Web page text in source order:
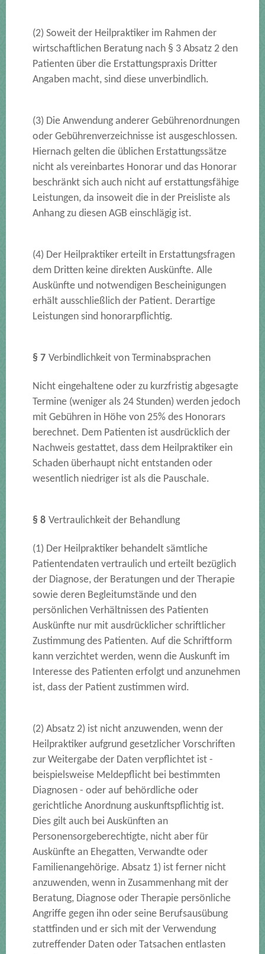
(2) Soweit der Heilpraktiker im Rahmen der
wirtschaftlichen Beratung nach § 3 Absatz 2 den
Patienten über die Erstattungspraxis Dritter
Angaben macht, sind diese unverbindlich.
(3) Die Anwendung anderer Gebührenordnungen
oder Gebührenverzeichnisse ist ausgeschlossen.
Hiernach gelten die üblichen Erstattungssätze
nicht als vereinbartes Honorar und das Honorar
beschränkt sich auch nicht auf erstattungsfähige
Leistungen, da insoweit die in der Preisliste als
Anhang zu diesen AGB einschlägig ist.
(4) Der Heilpraktiker erteilt in Erstattungsfragen
dem Dritten keine direkten Auskünfte. Alle
Auskünfte und notwendigen Bescheinigungen
erhält ausschließlich der Patient. Derartige
Leistungen sind honorarpflichtig.
§ 7 Verbindlichkeit von Terminabsprachen
Nicht eingehaltene oder zu kurzfristig abgesagte
Termine (weniger als 24 Stunden) werden jedoch
mit Gebühren in Höhe von 25% des Honorars
berechnet. Dem Patienten ist ausdrücklich der
Nachweis gestattet, dass dem Heilpraktiker ein
Schaden überhaupt nicht entstanden oder
wesentlich niedriger ist als die Pauschale.
§ 8 Vertraulichkeit der Behandlung
(1) Der Heilpraktiker behandelt sämtliche
Patientendaten vertraulich und erteilt bezüglich
der Diagnose, der Beratungen und der Therapie
sowie deren Begleitumstände und den
persönlichen Verhältnissen des Patienten
Auskünfte nur mit ausdrücklicher schriftlicher
Zustimmung des Patienten. Auf die Schriftform
kann verzichtet werden, wenn die Auskunft im
Interesse des Patienten erfolgt und anzunehmen
ist, dass der Patient zustimmen wird.
(2) Absatz 2) ist nicht anzuwenden, wenn der
Heilpraktiker aufgrund gesetzlicher Vorschriften
zur Weitergabe der Daten verpflichtet ist -
beispielsweise Meldepflicht bei bestimmten
Diagnosen - oder auf behördliche oder
gerichtliche Anordnung auskunftspflichtig ist.
Dies gilt auch bei Auskünften an
Personensorgeberechtigte, nicht aber für
Auskünfte an Ehegatten, Verwandte oder
Familienangehörige. Absatz 1) ist ferner nicht
anzuwenden, wenn in Zusammenhang mit der
Beratung, Diagnose oder Therapie persönliche
Angriffe gegen ihn oder seine Berufsausübung
stattfinden und er sich mit der Verwendung
zutreffender Daten oder Tatsachen entlasten